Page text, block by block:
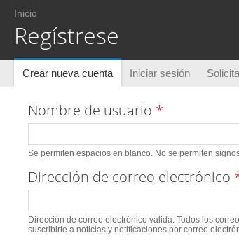
Usted está aquí
Inicio
Regístrese
Solapas principales
Crear nueva cuenta (solapa activa)
Iniciar sesión
Nombre de usuario *
Se permiten espacios en blanco. No se permiten
Dirección de correo electrónico
Dirección de correo electrónico válida. Todos los
suscribirte a noticias y notificaciones por correo